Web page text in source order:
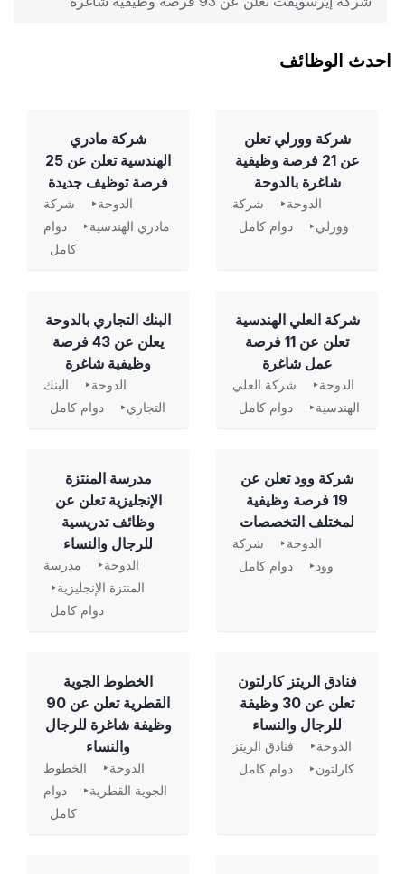
احدث الوظائف
شركة وورلي تعلن
عن 21 فرصة وظيفية
شاغرة بالدوحة
الدوحة
شركة
وورلي
دوام كامل
شركة مادري
الهندسية تعلن عن 25
فرصة توظيف جديدة
الدوحة
شركة
مادري الهندسية
دوام
كامل
شركة العلي الهندسية
تعلن عن 11 فرصة
عمل شاغرة
الدوحة
شركة العلي
الهندسية
دوام كامل
‏البنك التجاري بالدوحة
يعلن عن 43 فرصة
وظيفية شاغرة
الدوحة
البنك
التجاري
دوام كامل
شركة وود تعلن عن
19 فرصة وظيفية
لمختلف التخصصات
الدوحة
شركة
وود
دوام كامل
مدرسة المنتزة
الإنجليزية تعلن عن
وظائف تدريسية
للرجال والنساء
الدوحة
مدرسة
المنتزة الإنجليزية
دوام كامل
فنادق الريتز كارلتون
تعلن عن 30 وظيفة
للرجال والنساء
الدوحة
فنادق الريتز
كارلتون
دوام كامل
الخطوط الجوية
القطرية تعلن عن 90
وظيفة شاغرة للرجال
والنساء
الدوحة
الخطوط
الجوية القطرية
دوام
كامل